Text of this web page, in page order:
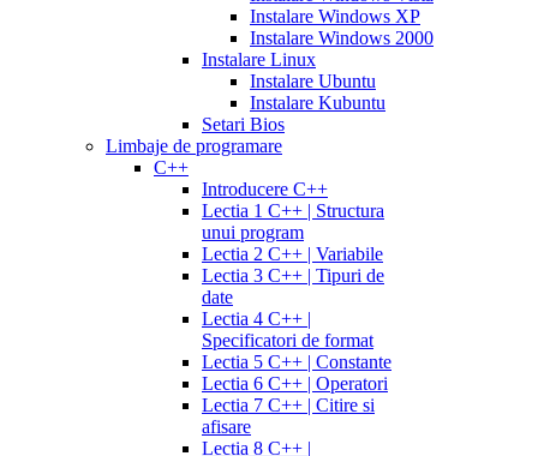
Instalare Windows XP
Instalare Windows 2000
Instalare Linux
Instalare Ubuntu
Instalare Kubuntu
Setari Bios
Limbaje de programare
C++
Introducere C++
Lectia 1 C++ | Structura
unui program
Lectia 2 C++ | Variabile
Lectia 3 C++ | Tipuri de
date
Lectia 4 C++ |
Specificatori de format
Lectia 5 C++ | Constante
Lectia 6 C++ | Operatori
Lectia 7 C++ | Citire si
afisare
Lectia 8 C++ |